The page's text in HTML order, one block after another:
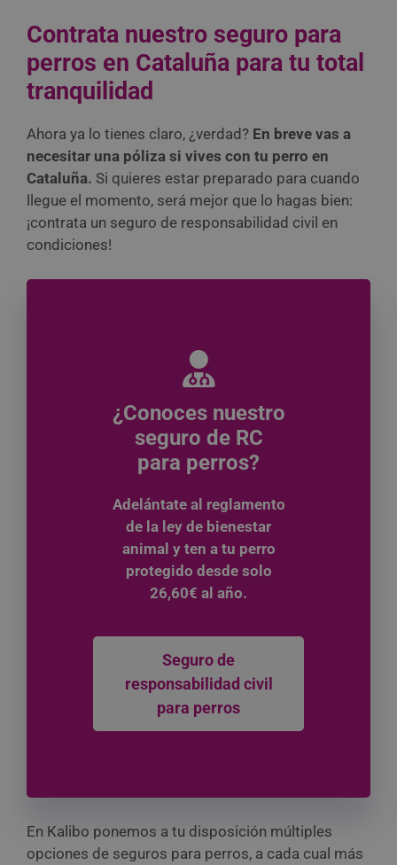
Contrata nuestro seguro para
perros en Cataluña para tu total
tranquilidad
Ahora ya lo tienes claro, ¿verdad? En breve vas a
necesitar una póliza si vives con tu perro en
Cataluña. Si quieres estar preparado para cuando
llegue el momento, será mejor que lo hagas bien:
¡contrata un seguro de responsabilidad civil en
condiciones!
¿Conoces nuestro
seguro de RC
para perros?
Adelántate al reglamento
de la ley de bienestar
animal y ten a tu perro
protegido desde solo
26,60€ al año.
Seguro de
responsabilidad civil
para perros
En Kalibo ponemos a tu disposición múltiples
opciones de seguros para perros, a cada cual más